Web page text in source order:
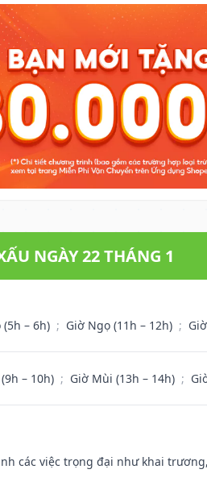
NGÀY 22 THÁNG 1
(5h – 6h) ; Giờ Ngọ (11h – 12h) ;
– 10h) ; Giờ Mùi (13h – 14h) ;
các việc trọng đại như khai